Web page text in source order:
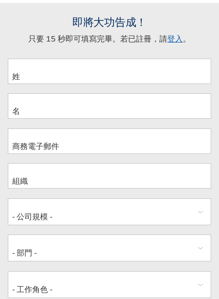
即將大功告成！
只要 15 秒即可填寫完畢。若已註冊，請登入。